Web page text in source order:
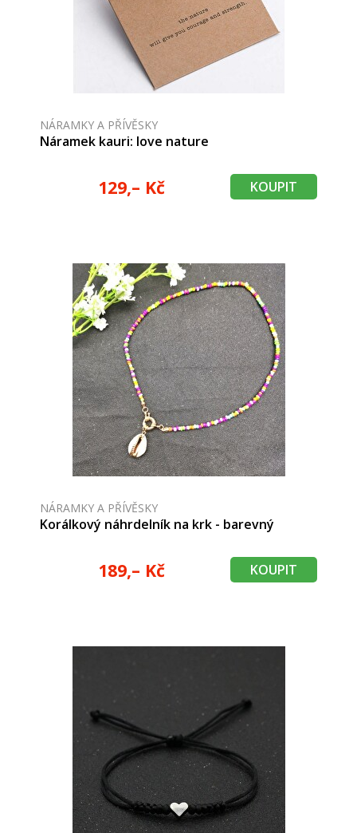
NÁRAMKY A PŘÍVĚSKY
Náramek kauri: love nature
129,– Kč KOUPIT
NÁRAMKY A PŘÍVĚSKY
Korálkový náhrdelník na krk - barevný
189,– Kč KOUPIT